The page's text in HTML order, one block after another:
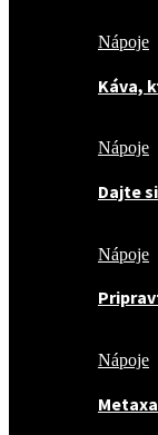
Nápoje
Káva,
Nápoje
Dajte
Nápoje
Nápoje